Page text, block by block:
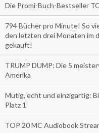
Die Promi-Buch-Bestseller
794 Bücher pro Minute! So
den letzten drei Monaten im
gekauft!
TRUMP DUMP: Die 5
Amerika
Mutig, echt und einzigartig:
Platz 1
TOP 20 MC Audiobook